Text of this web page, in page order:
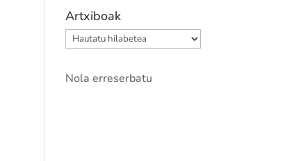
Artxiboak
Artxiboak
Nola erreserbatu